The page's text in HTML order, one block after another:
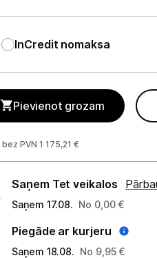
InCredit nomaksa
Pievienot grozam
PVN 1 175,21 €
Saņem Tet veikalos
Saņem 17.08. No 0,00 €
Piegāde ar kurjeru
Saņem 18.08. No 9,95 €